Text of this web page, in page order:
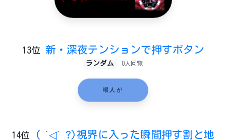
13位 新・深夜テンションで押すボタン
ランダム 0人回覧
暇人が
14位
( ˙◁˙ ?)視界に入った瞬間押す割と地